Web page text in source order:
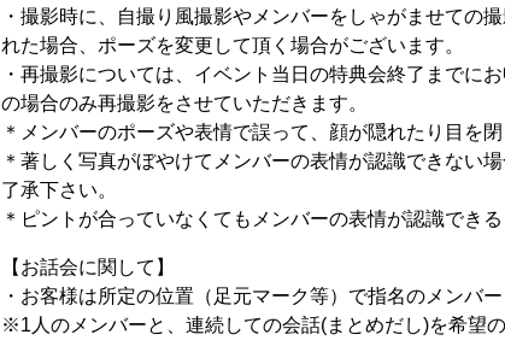
・撮影時に、自撮り風撮影やメンバーをしゃがませての
れた場合、ポーズを変更して頂く場合がございます。
・再撮影については、イベント当日の特典会終了までに
の場合のみ再撮影をさせていただきます。
＊メンバーのポーズや表情で誤って、顔が隠れたり目を
＊著しく写真がぼやけてメンバーの表情が認識できない
了承下さい。
＊ピントが合っていなくてもメンバーの表情が認識でき
【お話会に関して】
・お客様は所定の位置（足元マーク等）で指名のメンバ
※1人のメンバーと、連続しての会話(まとめだし)を希望